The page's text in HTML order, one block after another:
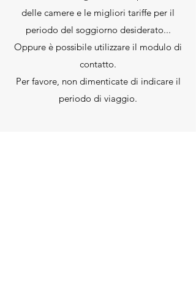
delle camere e le migliori tariffe per il
periodo del soggiorno desiderato...
Oppure è possibile utilizzare il modulo di
contatto.
Per favore, non dimenticate di indicare il
periodo di viaggio.